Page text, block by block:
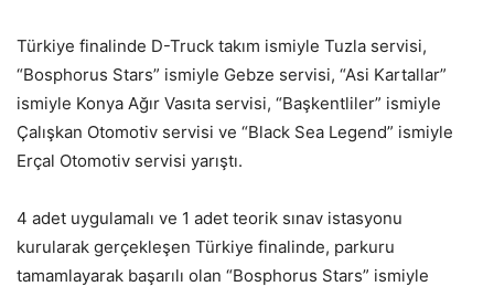
Türkiye finalinde D-Truck takım ismiyle Tuzla servisi,
“Bosphorus Stars” ismiyle Gebze servisi, “Asi Kartallar”
ismiyle Konya Ağır Vasıta servisi, “Başkentliler” ismiyle
Çalışkan Otomotiv servisi ve “Black Sea Legend” ismiyle
Erçal Otomotiv servisi yarıştı.
4 adet uygulamalı ve 1 adet teorik sınav istasyonu
kurularak gerçekleşen Türkiye finalinde, parkuru
tamamlayarak başarılı olan “Bosphorus Stars” ismiyle